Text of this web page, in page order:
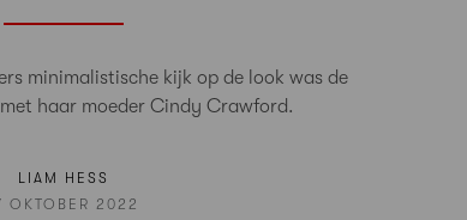
minimalistische kijk op de look was de
haar moeder Cindy Crawford.
LIAM HESS
OKTOBER 2022